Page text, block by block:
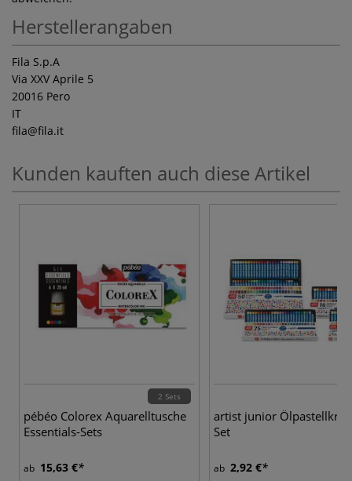
Herstellerangaben
Fila S.p.A
Via XXV Aprile 5
20016 Pero
IT
fila@fila.it
Kunden kauften auch diese Artikel
2 Sets
pébéo Colorex Aquarelltusche
Essentials-Sets
ab 15,63 €
artist junior
Set
ab 2,92 €